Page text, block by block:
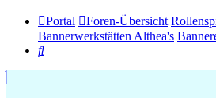
Portal Foren-Übersicht
Bannerwerkstätten Althea's
Suche